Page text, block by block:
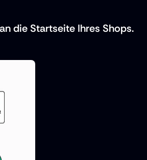
die Startseite Ihres Shops.